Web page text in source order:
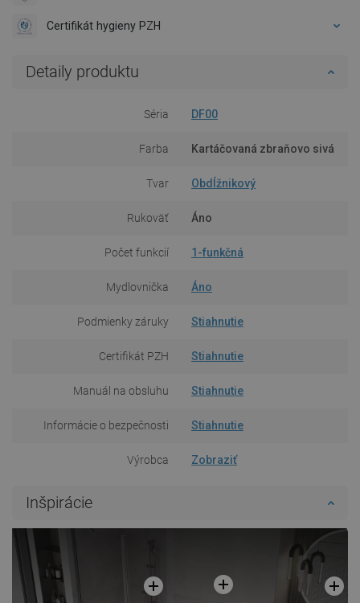
Certifikát hygieny PZH
Detaily produktu
Séria DF00
Farba Kartáčovaná zbraňovo sivá
Tvar Obdĺžnikový
Rukoväť Áno
Počet funkcií 1-funkčná
Mydlovnička Áno
Podmienky záruky Stiahnutie
Certifikát PZH Stiahnutie
Manuál na obsluhu Stiahnutie
Informácie o bezpečnosti Stiahnutie
Výrobca Zobraziť
Inšpirácie